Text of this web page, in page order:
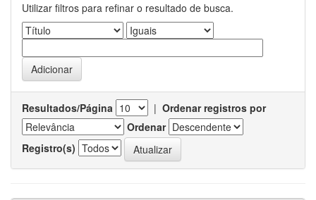
Utilizar filtros para refinar o resultado de busca.
Resultados/Página | Ordenar registros por
Ordenar
Registro(s)